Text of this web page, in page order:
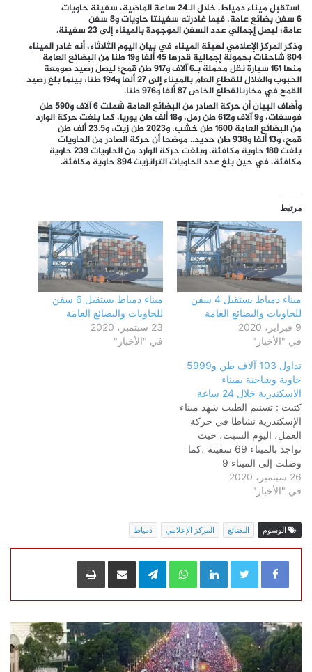
استقبل ميناءدمياط، خلال الـ24 ساعة الماضية، سفينة حاويات
6 سفن بضائع عامة، فيما غادرته سفينتا حاويات و8 سفن
عامة؛ ليصل إجمالي عدد السفن الموجودة بالميناء إلى 23 سفينة.
وذكر المركز الإعلامي لهيئة الميناء في بيان اليوم الثلاثاء، أنه غادر الميناء
804 شاحنات بحمولة إجمالية قدرها 45 ألفا و19 طنا من البضائع العامة
منها 161 سيارة نقل محملة بـ6 آلاف و917 طن قمح؛ ليصل رصيد صومعة
الحبوب والغلال للقطاع العام بالميناء إلى 27 ألفا و194 طنا، بينما بلغ رصيد
القمح في مخازنالقطاع الخاص 87 ألفا و976 طنا.
وأضاف البيان أن حركة الصادر من البضائع العامة شملت 6 آلاف و590 طن
فوسفات، و9 آلاف و612 طن رمل، و18 ألف طن يوريا، كما بلغت حركة الوارد
من البضائع العامة 1600 طن خشب، و2023 طن زيت، و23.5 ألف طن
قمح، و13 ألفا و938 طن حديد.‎. موضحا أن حركة الصادر من الحاويات
بلغت 180 حاوية مكافئة، وبلغت حركة الوارد من الحاويات 239 حاوية
مكافئة، في حين بلغ عدد الحاويات الترانزيت 894 حاوية مكافئة.
مرتبط
ميناء دمياط يستقبل 4 سفن
للحاويات والبضائع العامة
9 فبراير، 2020
في "الأخبار"
ميناء دمياط يستقبل 6 سفن
للحاويات والبضائع العامة
23 سبتمبر، 2020
في "الأخبار"
تداول 103 آلاف طن و5999
حاوية وشاحنة بميناء
الاسكندرية خلال 24 ساعة
كتبت : تسنيم الطيب شهد ميناء
الإسكندرية نشاطا في حركة
العمل، اليوم السبت، حيث
تواجد بالميناء 69 سفينة ،كما
وصلت إلى الميناء 9
سفن،وغادرته 10،وبلغ عدد
السفن العاملة على الأرصفة
،وبضائع عامة ،كما يتواجد
بالمخطاف الداخلي
سفينتان،وبالمخطاف الخارجي
26 سبتمبر، 2020
في "الأخبار"
الوسوم البضائع المركز الإعلامي دمياط
LinkedIn
WhatsApp
Telegramمشاركة عبر البريد طباعة